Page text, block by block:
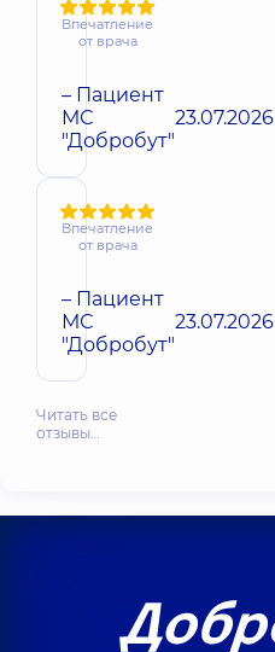
Впечатление
от врача
– Пациент
МС
"Добробут"
23.07.2026
Впечатление
от врача
– Пациент
МС
"Добробут"
23.07.2026
Читать все
отзывы…